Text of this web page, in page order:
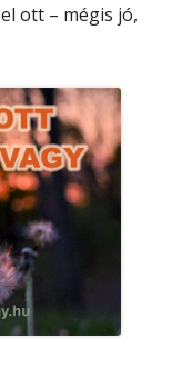
ott – mégis jó,
ahol vagy"